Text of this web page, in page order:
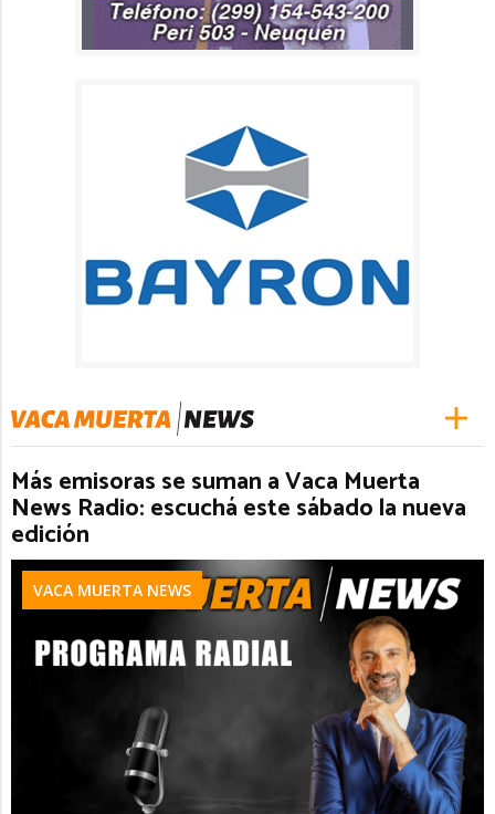
Más emisoras se suman a Vaca Muerta
News Radio: escuchá este sábado la nueva
edición
VACA MUERTA NEWS